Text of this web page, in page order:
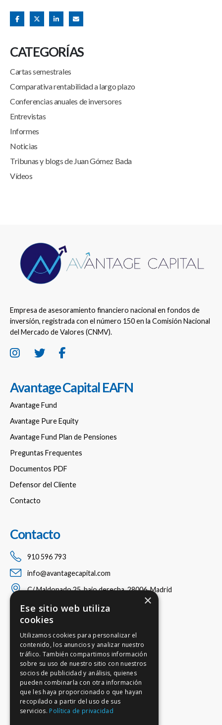
CATEGORÍAS
Cartas semestrales
Comparativa rentabilidad a largo plazo
Conferencias anuales de inversores
Entrevistas
Informes
Noticias
Tribunas y blogs de Juan Gómez Bada
Vídeos
Empresa de asesoramiento financiero nacional en fondos de
inversión, registrada con el número 150 en la Comisión Nacional
del Mercado de Valores (CNMV).
Avantage Capital EAFN
Avantage Fund
Avantage Pure Equity
Avantage Fund Plan de Pensiones
Preguntas Frequentes
Documentos PDF
Defensor del Cliente
Contacto
Contacto
910 596 793
info@avantagecapital.com
C/ Maldonado 25, bajo derecha, 28006, Madrid
×
Ese sitio web utiliza
cookies
Utilizamos cookies para personalizar el
contenido, los anuncios y analizar nuestro
tráfico. También compartimos información
sobre su uso de nuestro sitio con nuestros
socios de publicidad y análisis, quienes
pueden combinarla con otra información
que les haya proporcionado o que hayan
recopilado a partir del uso de sus
servicios. Política de privacidad